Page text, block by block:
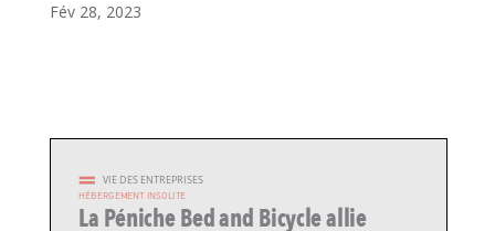
Fév 28, 2023
VIE DES ENTREPRISES
HÉBERGEMENT INSOLITE
La Péniche Bed and Bicycle